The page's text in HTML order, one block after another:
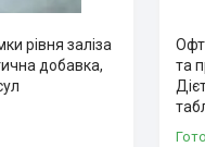
рівня заліза
добавка,
та